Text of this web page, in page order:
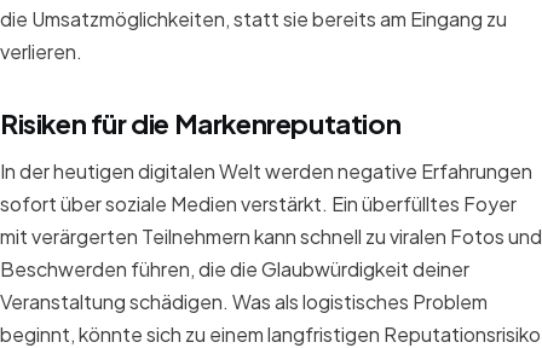
die Umsatzmöglichkeiten, statt sie bereits am Eingang zu
verlieren.
Risiken für die Markenreputation
In der heutigen digitalen Welt werden negative Erfahrungen
sofort über soziale Medien verstärkt. Ein überfülltes Foyer
mit verärgerten Teilnehmern kann schnell zu viralen Fotos und
Beschwerden führen, die die Glaubwürdigkeit deiner
Veranstaltung schädigen. Was als logistisches Problem
beginnt, könnte sich zu einem langfristigen Reputationsrisiko